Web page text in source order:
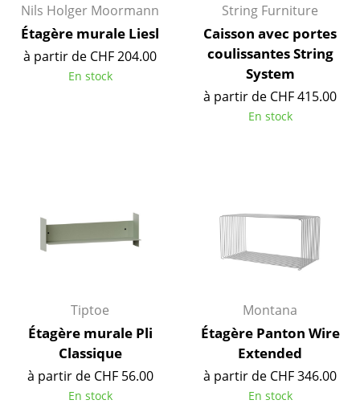
Bibliothèques
Étagères murales
Garde-robes
Petits rangements
... voir tous les rangements
Luminaires
Suspensions & Plafonniers
Nils Holger Moormann
Étagère murale Liesl
à partir de CHF 204.00
En stock
String Furniture
Caisson avec portes
coulissantes String
System
à partir de CHF 415.00
En stock
Tiptoe
Étagère murale Pli
Classique
à partir de CHF 56.00
En stock
Montana
Étagère Panton Wire
Extended
à partir de CHF 346.00
En stock